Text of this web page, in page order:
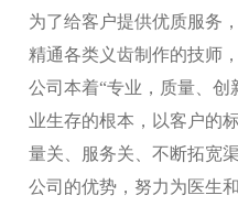
为了给客户提供优质服务
精通各类义齿制作的技师
公司本着“专业，质量、
业生存的根本，以客户的
量关、服务关、不断拓宽
公司的优势，努力为医生